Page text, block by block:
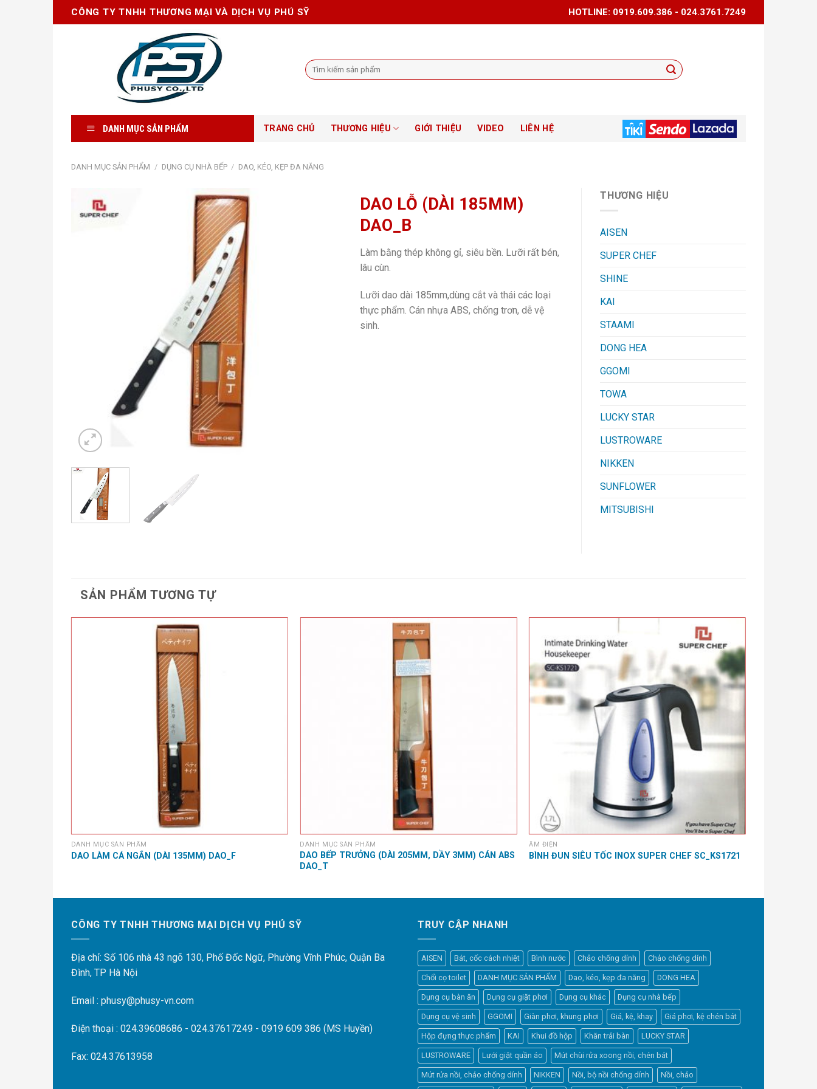
to
CÔNG TY TNHH THƯƠNG MẠI VÀ DỊCH VỤ PHÚ SỸ HOTLINE: 0919.609.386 - 024.3761.7249
Tìm
kiếm:
DANH MỤC SẢN PHẨM TRANG CHỦ THƯƠNG HIỆU GIỚI THIỆU VIDEO LIÊN HỆ
DANH MỤC SẢN PHẨM / DỤNG CỤ NHÀ BẾP / DAO, KÉO, KẸP ĐA NĂNG
DAO LỖ (DÀI 185MM)
DAO_B
Làm bằng thép không gỉ, siêu bền. Lưỡi rất bén,
lâu cùn.
Lưỡi dao dài 185mm,dùng cắt và thái các loại
thực phẩm. Cán nhựa ABS, chống trơn, dễ vệ
sinh.
THƯƠNG HIỆU
AISEN
SUPER CHEF
SHINE
KAI
STAAMI
DONG HEA
GGOMI
TOWA
LUCKY STAR
LUSTROWARE
NIKKEN
SUNFLOWER
MITSUBISHI
SẢN PHẨM TƯƠNG TỰ
DANH MỤC SẢN PHẨM
DAO LÀM CÁ NGẮN (DÀI 135MM) DAO_F
DANH MỤC SẢN PHẨM
DAO BẾP TRƯỞNG (DÀI 205MM, DẦY 3MM) CÁN ABS
DAO_T
ẤM ĐIỆN
BÌNH ĐUN SIÊU TỐC INOX SUPER CHEF SC_KS1721
CÔNG TY TNHH THƯƠNG MẠI DỊCH VỤ PHÚ SỸ
Địa chỉ: Số 106 nhà 43 ngõ 130, Phố Đốc Ngữ, Phường Vĩnh Phúc, Quận Ba
Đình, TP Hà Nội
Email : phusy@phusy-vn.com
Điện thoại : 024.39608686 - 024.37617249 - 0919 609 386 (MS Huyền)
Fax: 024.37613958
TRUY CẬP NHANH
AISEN Bát, cốc cách nhiệt Bình nước Chảo chống dính Chảo chống dính
Chổi cọ toilet DANH MỤC SẢN PHẨM Dao, kéo, kẹp đa năng DONG HEA
Dụng cụ bàn ăn Dụng cụ giặt phơi Dụng cụ khác Dụng cụ nhà bếp
Dụng cụ vệ sinh GGOMI Giàn phơi, khung phơi Giá, kệ, khay Giá phơi, kệ chén bát
Hộp đựng thực phẩm KAI Khui đồ hộp Khăn trải bàn LUCKY STAR
LUSTROWARE Lưới giặt quần áo Mút chùi rửa xoong nồi, chén bát
Mút rửa nồi, chảo chống dính NIKKEN Nồi, bộ nồi chống dính Nồi, chảo
Elfsight
Typically replies within a day
19:53